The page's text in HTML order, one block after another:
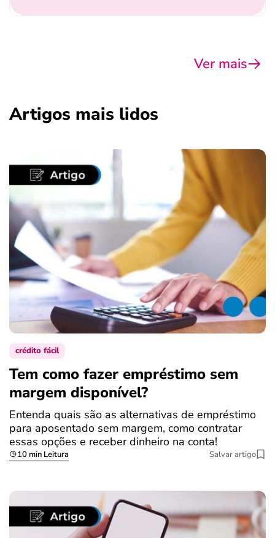
Ver mais
Artigos mais lidos
crédito fácil
Tem como fazer empréstimo sem
margem disponível?
Entenda quais são as alternativas de empréstimo
para aposentado sem margem, como contratar
essas opções e receber dinheiro na conta!
10 min Leitura Salvar artigo